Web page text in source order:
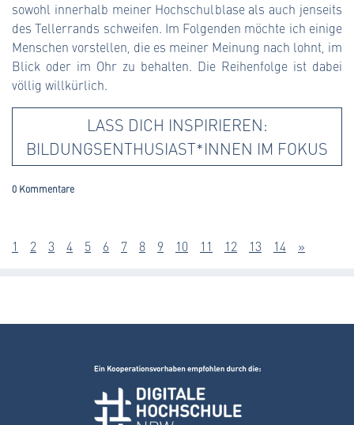
sowohl innerhalb meiner Hochschulblase als auch jenseits
des Tellerrands schweifen. Im Folgenden möchte ich einige
Menschen vorstellen, die es meiner Meinung nach lohnt, im
Blick oder im Ohr zu behalten. Die Reihenfolge ist dabei
völlig willkürlich.
LASS DICH INSPIRIEREN:
BILDUNGSENTHUSIAST*INNEN IM FOKUS
0 Kommentare
1 2 3 4 5 6 7 8 9 10 11 12 13 14 »